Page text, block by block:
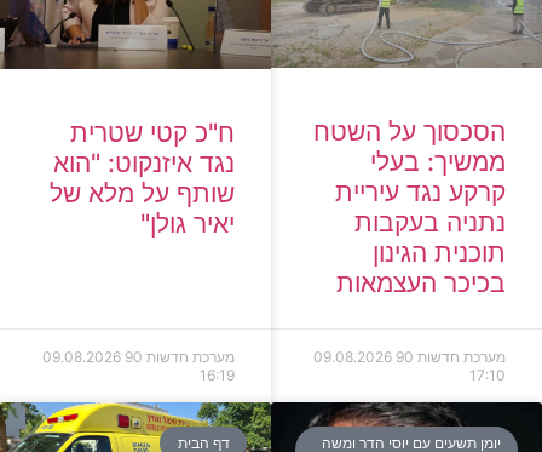
הסכסוך על השטח
ממשיך: בעלי
קרקע נגד עיריית
נתניה בעקבות
תוכנית הגינון
בכיכר העצמאות
מערכת חדשות 90
09.08.2026
17:10
ח"כ קטי שטרית
נגד איזנקוט: "הוא
שותף על מלא של
יאיר גולן"
מערכת חדשות 90
09.08.2026
16:19
יומן תשעים עם יוסי הדר ומשה
דף הבית